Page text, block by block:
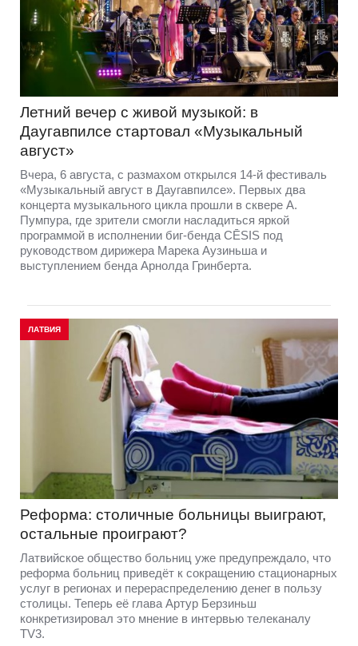
Летний вечер с живой музыкой: в
Даугавпилсе стартовал «Музыкальный
август»
Вчера, 6 августа, с размахом открылся 14-й фестиваль
«Музыкальный август в Даугавпилсе». Первых два
концерта музыкального цикла прошли в сквере А.
Пумпура, где зрители смогли насладиться яркой
программой в исполнении биг-бенда CĒSIS под
руководством дирижера Марека Аузиньша и
выступлением бенда Арнолда Гринберта.
ЛАТВИЯ
Реформа: столичные больницы выиграют,
остальные проиграют?
Латвийское общество больниц уже предупреждало, что
реформа больниц приведёт к сокращению стационарных
услуг в регионах и перераспределению денег в пользу
столицы. Теперь её глава Артур Берзиньш
конкретизировал это мнение в интервью телеканалу
TV3.